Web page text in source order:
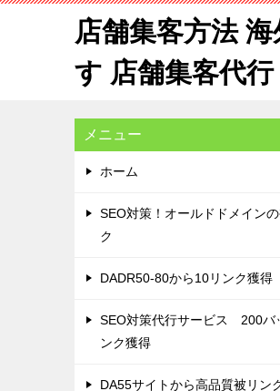
店舗集客方法
す 店舗集客代行
メニュー
ホーム
SEO対策！オールドドメイン
ク
DADR50-80から10リンク獲得
SEO対策代行サービス 200バ
ンク獲得
DA55サイトから高品質被リン